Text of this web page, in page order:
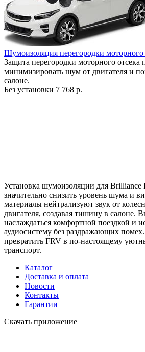
Шумоизоляция перегородки моторного
Защита перегородки моторного отсека
минимизировать шум от двигателя и
салоне.
Без установки 7 768 р.
Установка шумоизоляции для Brilliance
значительно снизить уровень шума и
материалы нейтрализуют звук от
двигателя, создавая тишину в салоне.
наслаждаться комфортной поездкой и
аудиосистему без раздражающих
превратить FRV в по-настоящему
транспорт.
Каталог
Доставка и оплата
Новости
Контакты
Гарантии
Скачать приложение